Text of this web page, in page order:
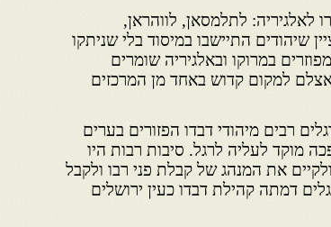
לאלגיריה: לתלמסאן, לווהראן,
שיהודים התיישבו במיסוד בלי שניתקו
במרוקו ובאלגיריה שומרים
למקום קדוש באחד מן המרכזים
רבים מיהודי דבדו הפזורים בערים
מוקד לעליה לרגל. סיבות רבות היו
את המנהג של קבלת פני רבו ולקבל
דמתה קהילת דבדו כעין ירושלים